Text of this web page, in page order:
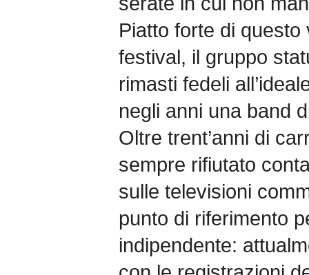
Piatto forte di
festival, il gruppo
rimasti fedeli
negli anni una band
Oltre trent’anni di
sempre rifiutato
sulle televisioni
punto di riferimento
indipendente: